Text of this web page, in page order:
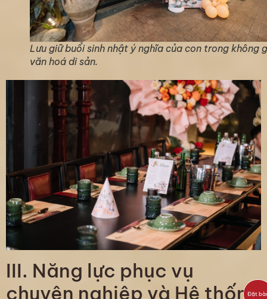
Đặt
Lưu giữ buổi sinh nhật ý nghĩa của con trong không
văn hoá di sản.
III. Năng lực phục vụ
chuyên nghiệp và Hệ thống